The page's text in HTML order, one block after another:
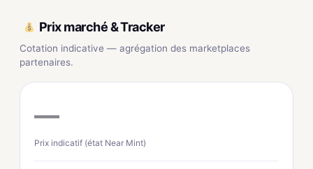
Prix marché & Tracker
Cotation indicative — agrégation des marketplaces
partenaires.
—
Prix indicatif (état Near Mint)